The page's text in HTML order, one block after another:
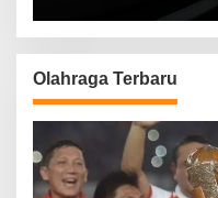
Olahraga Terbaru